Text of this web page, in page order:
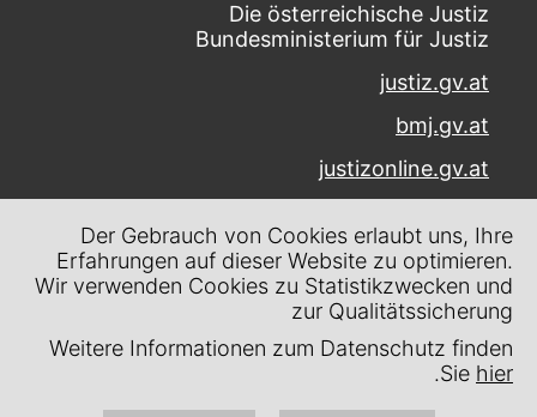
Die österreichische Justiz
Bundesministerium für Justiz
justiz.gv.at
bmj.gv.at
justizonline.gv.at
Museumstraße 7
1070 Wien
Kontakt
Impressum
Der Gebrauch von Cookies erlaubt uns, Ihre
Erfahrungen auf dieser Website zu optimieren.
Wir verwenden Cookies zu Statistikzwecken und
zur Qualitätssicherung
Weitere Informationen zum Datenschutz finden
Sie hier
.